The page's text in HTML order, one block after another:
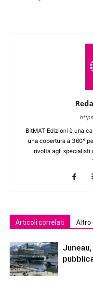
BitMAT Edizioni è una
una copertura a 360°
rivolta agli specialisti
Articoli correlati Altro